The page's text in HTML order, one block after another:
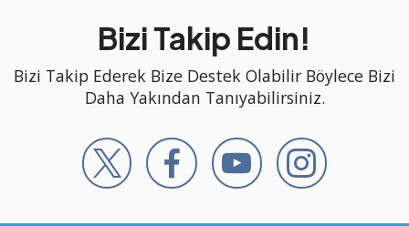
Bizi Takip Edin!
Bizi Takip Ederek Bize Destek Olabilir Böylece Bizi
Daha Yakından Tanıyabilirsiniz.